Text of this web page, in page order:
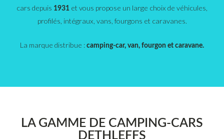
cars depuis 1931 et vous propose un large choix de véhicules,
profilés, intégraux, vans, fourgons et caravanes.
La marque distribue : camping-car, van, fourgon et caravane.
LA GAMME DE CAMPING-CARS
DETHLEFFS